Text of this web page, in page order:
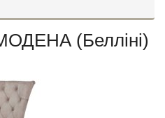
(Белліні)